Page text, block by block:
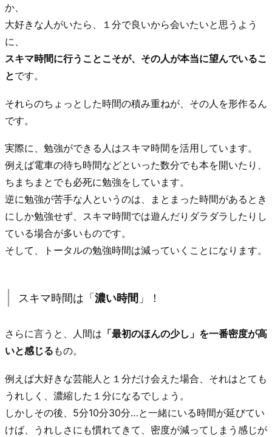
か、
大好きな人がいたら、１分で良いから会いたいと思うよう
に、
スキマ時間に行うことこそが、その人が本当に望んでいるこ
とです。
それらのちょっとした時間の積み重ねが、その人を形作るん
です。
実際に、勉強ができる人はスキマ時間を活用しています。
例えば電車の待ち時間などといった数分でも本を開いたり、
ちまちまとでも必死に勉強をしています。
逆に勉強が苦手な人というのは、まとまった時間があるとき
にしか勉強せず、スキマ時間では遊んだりダラダラしたりし
ている場合が多いものです。
そして、トータルの勉強時間は減っていくことになります。
スキマ時間は「 濃い時間 」！
さらに言うと、人間は 「最初のほんの少し」を一番密度が高
いと感じる もの。
例えば大好きな芸能人と１分だけ会えた場合、それはとても
うれしく、濃縮した１分になるでしょう。
しかしその後、5分10分30分…と一緒にいる時間が延びてい
けば、うれしさにも慣れてきて、密度が減ってしまう感じが